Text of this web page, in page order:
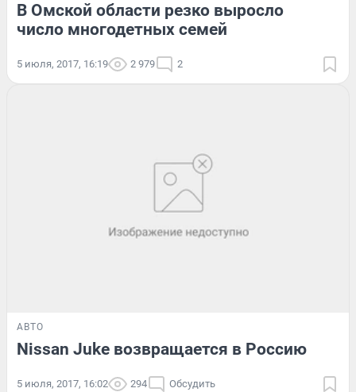
В Омской области резко выросло
число многодетных семей
5 июля, 2017, 16:19 2 979 2
АВТО
Nissan Juke возвращается в Россию
5 июля, 2017, 16:02 294 Обсудить